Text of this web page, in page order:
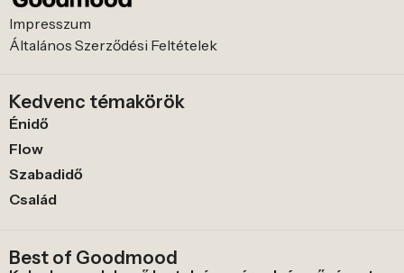
Impresszum
Általános Szerződési Feltételek
Kedvenc témakörök
Énidő
Flow
Szabadidő
Család
Best of Goodmood